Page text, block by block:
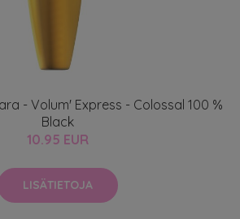
- Volum' Express - Colossal 100 %
Black
10.95 EUR
LISÄTIETOJA